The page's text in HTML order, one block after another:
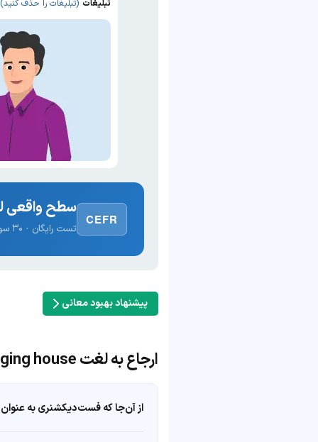
تبلیغات (تبلیغات را حذف کنید)
CEFR
سطح واقعی
تست رایگان · ۳۰ سوال · نتیجه فوری
پیشنهاد بهبود معانی
ارجاع به لغت lodging house
از آن‌جا که فست‌دیکشنری به